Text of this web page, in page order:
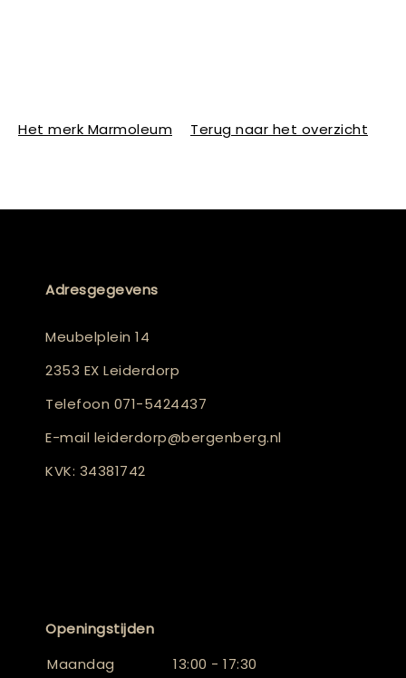
Het merk Marmoleum Terug naar het overzicht
Adresgegevens
Meubelplein 14
2353 EX Leiderdorp
Telefoon 071-5424437
E-mail leiderdorp@bergenberg.nl
KVK: 34381742
Openingstijden
Maandag
13:00 - 17:30